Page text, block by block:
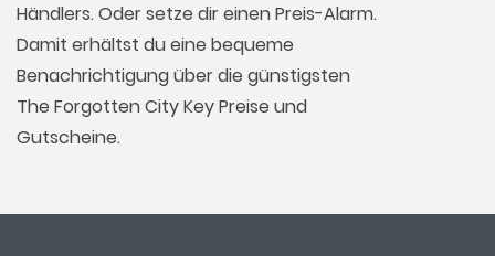
Händlers. Oder setze dir einen Preis-Alarm.
Damit erhältst du eine bequeme
Benachrichtigung über die günstigsten
The Forgotten City Key Preise und
Gutscheine.